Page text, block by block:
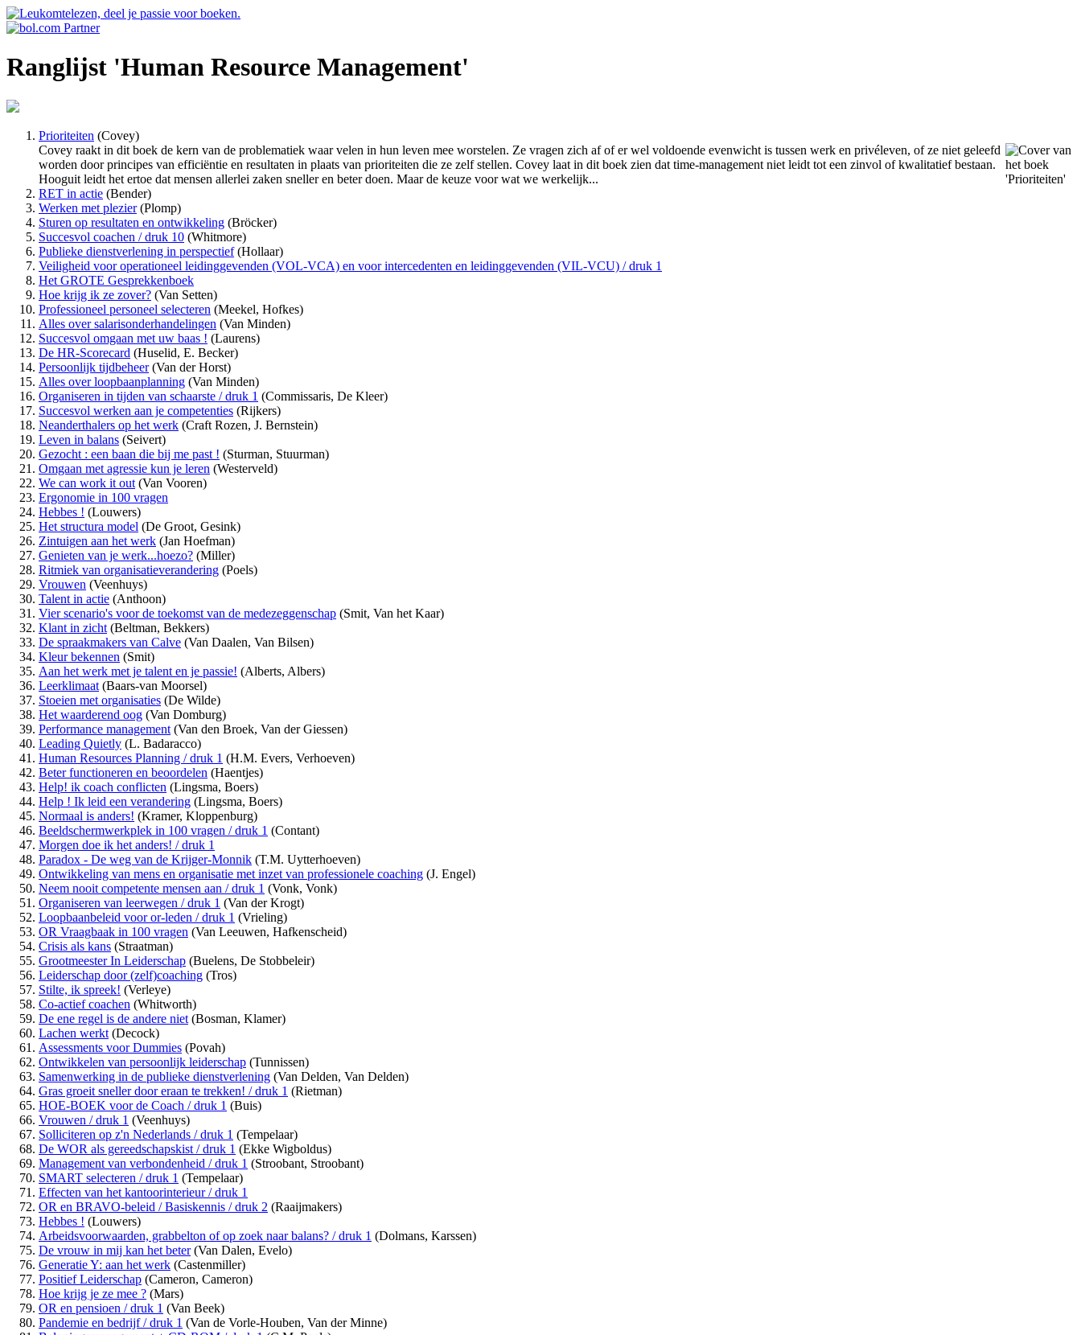
Ranglijst 'Human Resource Management'
Prioriteiten (Covey)
Covey raakt in dit boek de kern van de problematiek waar velen in hun leven mee worstelen. Ze vragen zich af of er wel voldoende evenwicht is tussen werk en privéleven, of ze niet geleefd
worden door principes van efficiëntie en resultaten in plaats van prioriteiten die ze zelf stellen. Covey laat in dit boek zien dat time-management niet leidt tot een zinvol of kwalitatief bestaan.
Hooguit leidt het ertoe dat mensen allerlei zaken sneller en beter doen. Maar de keuze voor wat we werkelijk...
RET in actie (Bender)
Werken met plezier(Plomp)
Sturen op resultaten en ontwikkeling (Bröcker)
Succesvol coachen / druk 10 (Whitmore)
Publieke dienstverlening in perspectief(Hollaar)
Veiligheid voor operationeel leidinggevenden (VOL-VCA) en voor intercedenten en leidinggevenden (VIL-VCU) / druk 1
Het GROTE Gesprekkenboek
Hoe krijg ik ze zover? (Van Setten)
Professioneel personeel selecteren (Meekel, Hofkes)
Alles over salarisonderhandelingen (Van Minden)
Succesvol omgaan met uw baas ! (Laurens)
De HR-Scorecard (Huselid, E. Becker)
Persoonlijk tijdbeheer(Van der Horst)
Alles over loopbaanplanning (Van Minden)
Organiseren in tijden van schaarste / druk 1 (Commissaris, De Kleer)
Succesvol werken aan je competenties (Rijkers)
Neanderthalers op het werk (Craft Rozen, J. Bernstein)
Leven in balans (Seivert)
Gezocht : een baan die bij me past ! (Sturman, Stuurman)
Omgaan met agressie kun je leren (Westerveld)
We can work it out (Van Vooren)
Ergonomie in 100 vragen
Hebbes ! (Louwers)
Het structura model (De Groot, Gesink)
Zintuigen aan het werk (Jan Hoefman)
Genieten van je werk...hoezo? (Miller)
Ritmiek van organisatieverandering (Poels)
Vrouwen (Veenhuys)
Talent in actie (Anthoon)
Vier scenario's voor de toekomst van de medezeggenschap (Smit, Van het Kaar)
Klant in zicht (Beltman, Bekkers)
De spraakmakers van Calve (Van Daalen, Van Bilsen)
Kleur bekennen (Smit)
Aan het werk met je talent en je passie! (Alberts, Albers)
Leerklimaat (Baars-van Moorsel)
Stoeien met organisaties (De Wilde)
Het waarderend oog (Van Domburg)
Performance management (Van den Broek, Van der Giessen)
Leading Quietly (L. Badaracco)
Human Resources Planning / druk 1 (H.M. Evers, Verhoeven)
Beter functioneren en beoordelen (Haentjes)
Help! ik coach conflicten (Lingsma, Boers)
Help ! Ik leid een verandering (Lingsma, Boers)
Normaal is anders! (Kramer, Kloppenburg)
Beeldschermwerkplek in 100 vragen / druk 1 (Contant)
Morgen doe ik het anders! / druk 1
Paradox - De weg van de Krijger-Monnik (T.M. Uytterhoeven)
Ontwikkeling van mens en organisatie met inzet van professionele coaching (J. Engel)
Neem nooit competente mensen aan / druk 1 (Vonk, Vonk)
Organiseren van leerwegen / druk 1 (Van der Krogt)
Loopbaanbeleid voor or-leden / druk 1 (Vrieling)
OR Vraagbaak in 100 vragen (Van Leeuwen, Hafkenscheid)
Crisis als kans (Straatman)
Grootmeester In Leiderschap (Buelens, De Stobbeleir)
Leiderschap door (zelf)coaching (Tros)
Stilte, ik spreek! (Verleye)
Co-actief coachen (Whitworth)
De ene regel is de andere niet (Bosman, Klamer)
Lachen werkt (Decock)
Assessments voor Dummies (Povah)
Ontwikkelen van persoonlijk leiderschap (Tunnissen)
Samenwerking in de publieke dienstverlening (Van Delden, Van Delden)
Gras groeit sneller door eraan te trekken! / druk 1 (Rietman)
HOE-BOEK voor de Coach / druk 1 (Buis)
Vrouwen / druk 1 (Veenhuys)
Solliciteren op z'n Nederlands / druk 1 (Tempelaar)
De WOR als gereedschapskist / druk 1 (Ekke Wigboldus)
Management van verbondenheid / druk 1 (Stroobant, Stroobant)
SMART selecteren / druk 1 (Tempelaar)
Effecten van het kantoorinterieur / druk 1
OR en BRAVO-beleid / Basiskennis / druk 2 (Raaijmakers)
Hebbes ! (Louwers)
Arbeidsvoorwaarden, grabbelton of op zoek naar balans? / druk 1 (Dolmans, Karssen)
De vrouw in mij kan het beter(Van Dalen, Evelo)
Generatie Y: aan het werk (Castenmiller)
Positief Leiderschap (Cameron, Cameron)
Hoe krijg je ze mee ? (Mars)
OR en pensioen / druk 1 (Van Beek)
Pandemie en bedrijf / druk 1 (Van de Vorle-Houben, Van der Minne)